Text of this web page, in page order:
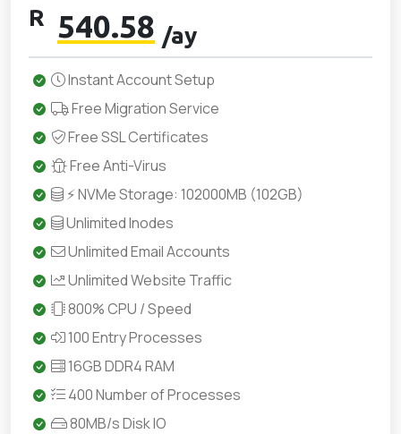
R 540.58 /ay
Instant Account Setup
Free Migration Service
Free SSL Certificates
Free Anti-Virus
⚡ NVMe Storage: 102000MB (102GB)
Unlimited Inodes
Unlimited Email Accounts
Unlimited Website Traffic
800% CPU / Speed
100 Entry Processes
16GB DDR4 RAM
400 Number of Processes
80MB/s Disk IO